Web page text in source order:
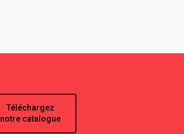
Téléchargez
notre catalogue